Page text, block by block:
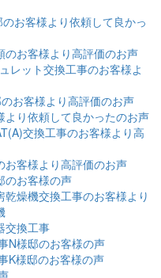
お客様より依頼して良かっ
お客様より高評価のお声
レット交換工事のお客様よ
お客様より高評価のお声
り依頼して良かったのお声
交換工事のお客様より高
お客様より高評価のお声
のお客様の声
燥機交換工事のお客様より
交換工事
N様邸のお客様の声
K様邸のお客様の声